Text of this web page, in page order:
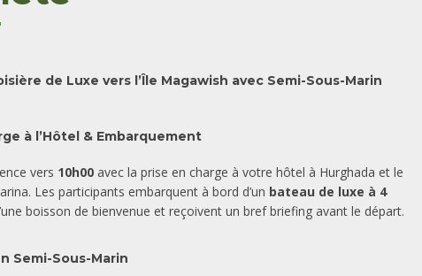
de Luxe vers l’Île Magawish avec Semi-Sous-Marin
à l’Hôtel & Embarquement
vers 10h00 avec la prise en charge à votre hôtel à Hurghada et le
Les participants embarquent à bord d’un bateau de luxe à 4
boisson de bienvenue et reçoivent un bref briefing avant le départ.
Semi-Sous-Marin